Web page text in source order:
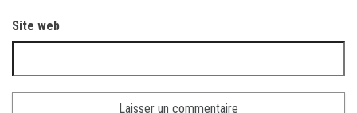
Site web